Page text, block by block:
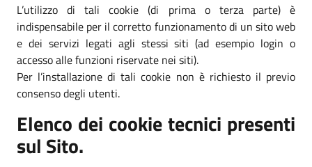
L’utilizzo di tali cookie (di prima o terza parte) è
indispensabile per il corretto funzionamento di un sito web
e dei servizi legati agli stessi siti (ad esempio login o
accesso alle funzioni riservate nei siti).
Per l’installazione di tali cookie non è richiesto il previo
consenso degli utenti.
Elenco dei cookie tecnici presenti
sul Sito.